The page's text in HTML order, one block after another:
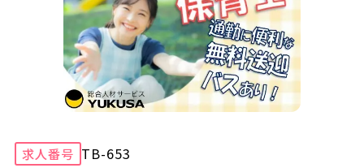
求人番号 TB-653